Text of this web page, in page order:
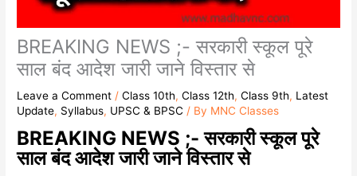
BREAKING NEWS ;- सरकारी स्कूल पूरे
साल बंद आदेश जारी जाने विस्तार से
Leave a Comment /Class 10th,Class 12th,Class 9th, Latest
Update, Syllabus, UPSC & BPSC / By MNC Classes
BREAKING NEWS ;- सरकारी स्कूल पूरे
साल बंद आदेश जारी जाने विस्तार से